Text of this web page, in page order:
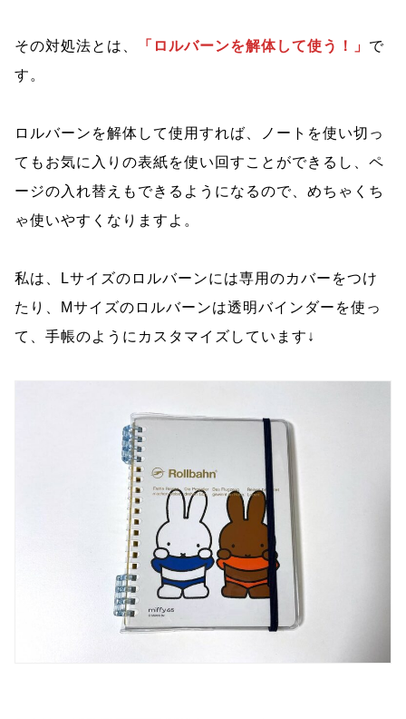
その対処法とは、 「ロルバーンを解体して使う！」 で
す。
ロルバーンを解体して使用すれば、ノートを使い切っ
てもお気に入りの表紙を使い回すことができるし、ペ
ージの入れ替えもできるようになるので、めちゃくち
ゃ使いやすくなりますよ。
私は、Lサイズのロルバーンには専用のカバーをつけ
たり、Mサイズのロルバーンは透明バインダーを使っ
て、手帳のようにカスタマイズしています↓